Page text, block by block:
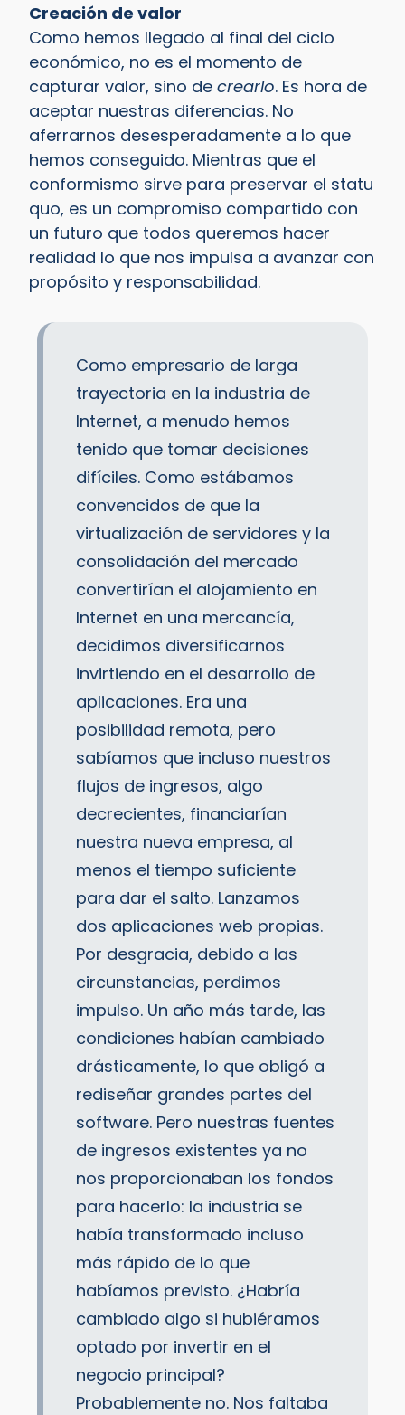
Creación de valor
Como hemos llegado al final del ciclo
económico, no es el momento de
capturar valor, sino decrearlo. Es hora de
aceptar nuestras diferencias. No
aferrarnos desesperadamente a lo que
hemos conseguido. Mientras que el
conformismo sirve para preservar el statu
quo, es un compromiso compartido con
un futuro que todos queremos hacer
realidad lo que nos impulsa a avanzar con
propósito y responsabilidad.
Como empresario de larga
trayectoria en la industria de
Internet, a menudo hemos
tenido que tomar decisiones
difíciles. Como estábamos
convencidos de que la
virtualización de servidores y la
consolidación del mercado
convertirían el alojamiento en
Internet en una mercancía,
decidimos diversificarnos
invirtiendo en el desarrollo de
aplicaciones. Era una
posibilidad remota, pero
sabíamos que incluso nuestros
flujos de ingresos, algo
decrecientes, financiarían
nuestra nueva empresa, al
menos el tiempo suficiente
para dar el salto. Lanzamos
dos aplicaciones web propias.
Por desgracia, debido a las
circunstancias, perdimos
impulso. Un año más tarde, las
condiciones habían cambiado
drásticamente, lo que obligó a
rediseñar grandes partes del
software. Pero nuestras fuentes
de ingresos existentes ya no
nos proporcionaban los fondos
para hacerlo: la industria se
había transformado incluso
más rápido de lo que
habíamos previsto. ¿Habría
cambiado algo si hubiéramos
optado por invertir en el
negocio principal?
Probablemente no. Nos faltaba